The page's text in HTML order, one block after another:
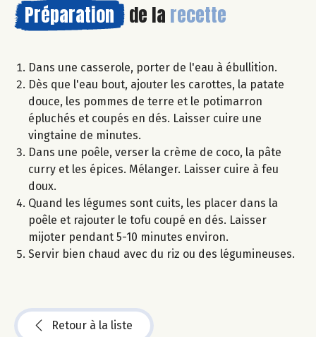
Préparation de la recette
Dans une casserole, porter de l'eau à ébullition.
Dès que l'eau bout, ajouter les carottes, la patate
douce, les pommes de terre et le potimarron
épluchés et coupés en dés. Laisser cuire une
vingtaine de minutes.
Dans une poêle, verser la crème de coco, la pâte
curry et les épices. Mélanger. Laisser cuire à feu
doux.
Quand les légumes sont cuits, les placer dans la
poêle et rajouter le tofu coupé en dés. Laisser
mijoter pendant 5-10 minutes environ.
Servir bien chaud avec du riz ou des légumineuses.
Retour à la liste